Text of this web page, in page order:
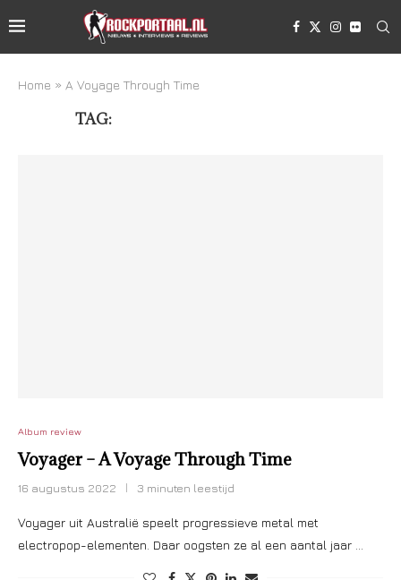
Home » A Voyage Through Time
TAG:
Album review
Voyager – A Voyage Through Time
16 augustus 2022 3 minuten leestijd
Voyager uit Australië speelt progressieve metal met
electropop-elementen. Daar oogsten ze al een aantal jaar …